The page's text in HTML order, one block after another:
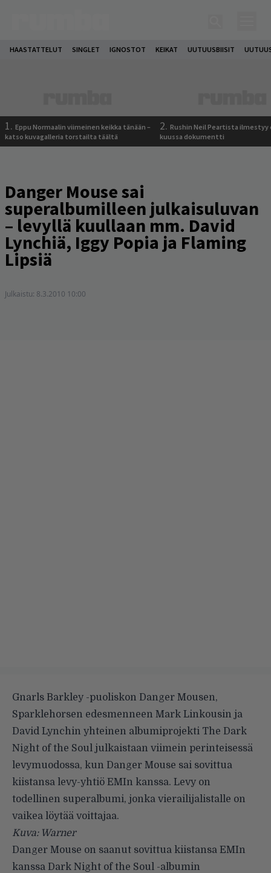
HAASTATTELUT SINGLET IGNOSTOT KEIKAT UUTUUSBIISIT
1. Eppu Normaalin viimeinen keikka tänään –
katso kuvagalleria torstailta täältä
2. Rushin Neil Peartista ilmestyy
kuussa dokumentti
Danger Mouse sai
superalbumilleen julkaisuluvan
– levyllä kuullaan mm. David
Lynchiä, Iggy Popia ja Flaming
Lipsiä
Julkaistu: 8.3.2010 10:00
Gnarls Barkley -puoliskon Danger Mousen,
Sparklehorsen edesmenneen Mark Linkousin ja
David Lynchin yhteinen albumiprojekti The Dark
Night of the Soul julkaistaan viimein perinteisessä
levymuodossa, kun Danger Mouse sai sovittua
kiistansa levy-yhtiö EMIn kanssa. Levy on
todellinen superalbumi, jonka vierailijalistalle on
vaikea löytää voittajaa.
Kuva: Warner
Danger Mouse on saanut sovittua kiistansa EMIn
kanssa Dark Night of the Soul -albumin